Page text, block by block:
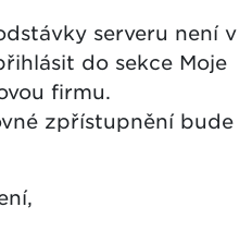
serveru není v
do sekce Moje
firmu.
zpřístupnění bude